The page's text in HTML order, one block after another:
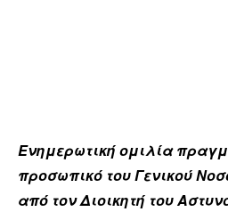
Ενημερωτική ομιλία
προσωπικό του Γενικού
από τον Διοικητή του